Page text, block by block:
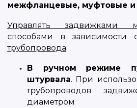
межфланцевые, муфтовые и
Управлять задвижками
способами в зависимости
трубопровода:
В ручном режиме
штурвала. При
трубопроводов
диаметром